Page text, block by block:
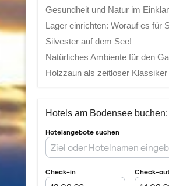
Gesundheit und Natur im
Lager einrichten: Worauf es für
Silvester auf dem See!
Natürliches Ambiente für den
Holzzaun als zeitloser Klassiker
Hotels am Bodensee buchen: